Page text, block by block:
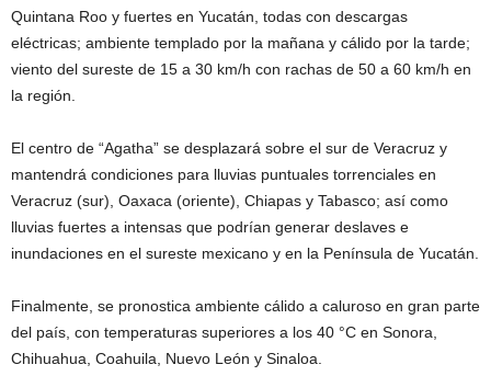
Quintana Roo y fuertes en Yucatán, todas con descargas
eléctricas; ambiente templado por la mañana y cálido por la tarde;
viento del sureste de 15 a 30 km/h con rachas de 50 a 60 km/h en
la región.
El centro de “Agatha” se desplazará sobre el sur de Veracruz y
mantendrá condiciones para lluvias puntuales torrenciales en
Veracruz (sur), Oaxaca (oriente), Chiapas y Tabasco; así como
lluvias fuertes a intensas que podrían generar deslaves e
inundaciones en el sureste mexicano y en la Península de Yucatán.
Finalmente, se pronostica ambiente cálido a caluroso en gran parte
del país, con temperaturas superiores a los 40 °C en Sonora,
Chihuahua, Coahuila, Nuevo León y Sinaloa.